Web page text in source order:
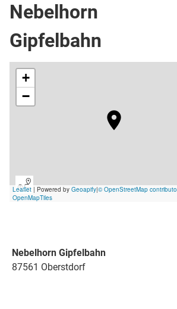
Nebelhorn
Gipfelbahn
Nebelhorn Gipfelbahn
87561 Oberstdorf